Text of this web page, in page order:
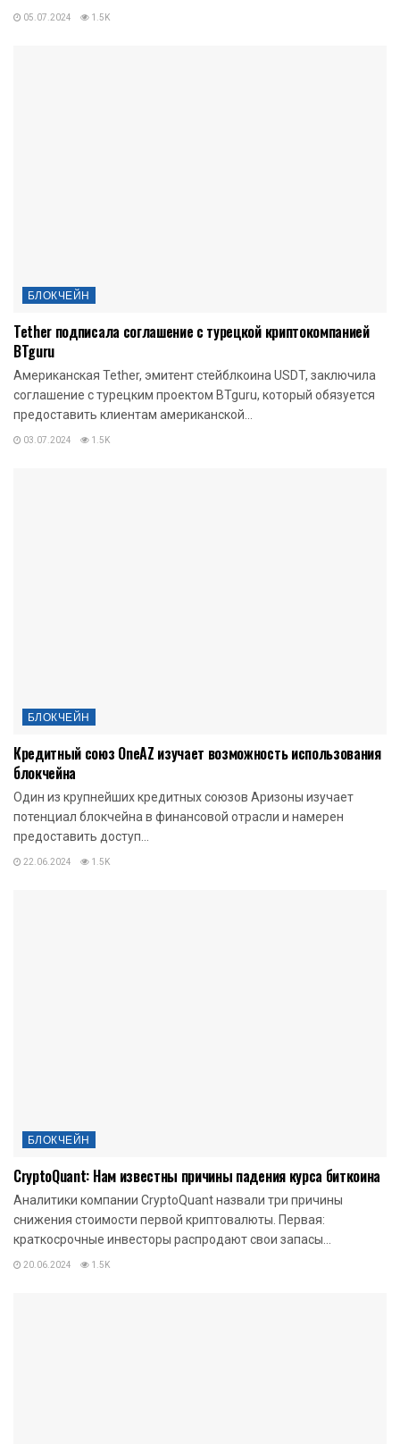
05.07.2024 1.5K
БЛОКЧЕЙН
Tether подписала соглашение с турецкой криптокомпанией
BTguru
Американская Tether, эмитент стейблкоина USDT, заключила
соглашение с турецким проектом BTguru, который обязуется
предоставить клиентам американской...
03.07.2024 1.5K
БЛОКЧЕЙН
Кредитный союз OneAZ изучает возможность использования
блокчейна
Один из крупнейших кредитных союзов Аризоны изучает
потенциал блокчейна в финансовой отрасли и намерен
предоставить доступ...
22.06.2024 1.5K
БЛОКЧЕЙН
CryptoQuant: Нам известны причины падения курса биткоина
Аналитики компании CryptoQuant назвали три причины
снижения стоимости первой криптовалюты. Первая:
краткосрочные инвесторы распродают свои запасы...
20.06.2024 1.5K